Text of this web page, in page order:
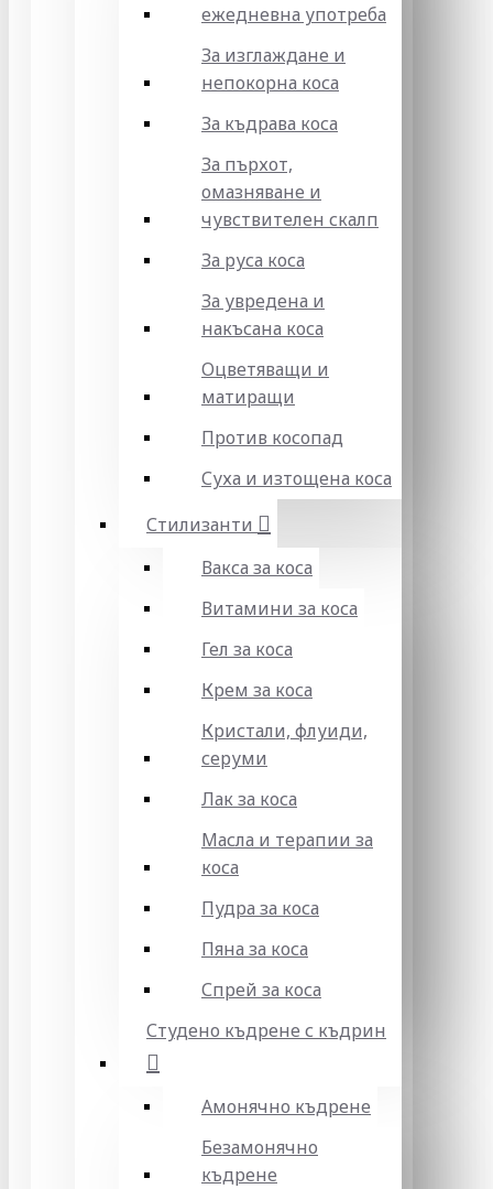
ежедневна употреба
За изглаждане и
непокорна коса
За къдрава коса
За пърхот,
омазняване и
чувствителен скалп
За руса коса
За увредена и
накъсана коса
Оцветяващи и
матиращи
Против косопад
Суха и изтощена коса
Стилизанти
Вакса за коса
Витамини за коса
Гел за коса
Крем за коса
Кристали, флуиди,
серуми
Лак за коса
Масла и терапии за
коса
Пудра за коса
Пяна за коса
Спрей за коса
Студено къдрене с къдрин
Амонячно къдрене
Безамонячно
къдрене